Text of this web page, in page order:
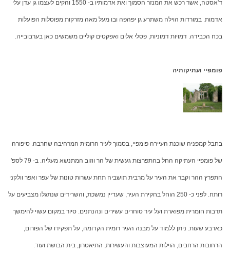
ד'אסטה, אשר רכש את המנזר הסמוך ואת אדמותיו ב- 1550 והקים לעצמו גן עדן עלי
אדמות. במורדות הוילה משתרע גן יפהפה ובו מעל מאה מזרקות מפוסלות הפועלות
בכח הכבידה. דמויות דמוניות, פסלי אלים ואפקטים קוליים משמשים כאן בערבובייה.
פומפיי ועתיקותיה
בחבל קמפניה שוכנת העיירה פומפיי, בסמוך לעיר הרומית המרהיבה שחרבה. סיפורה
של פומפיי העתיקה החל בהתפרצות געשית של הר ווזוב המתנשא מעליה. ב- 79 לספ'
התפרץ ההר וקבר את העיר על מרבית תושביה תחת עשרות טונות של עפר ואפר וולקני
רותח. לפני כ- 250 הוחל בחקירת העיר, שעדיין נמשכת, והשרידים שנתגלו מצביעים על
תרבות חומרית מפוארת ועל עיר סוחרים עשירים ונהנתנים. סיור במקום עשוי להימשך
כארבע שעות. ניתן ללמוד על מבנה העיר רומית הקדומה, על תפקידו של הפורום,
הרחובות הרחבים, הוילות המעוצבות והעשירות, התיאטרון, בית הבושת ועוד.